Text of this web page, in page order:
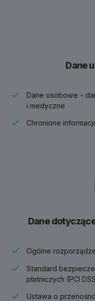
Dane
Dane osobowe -
i medyczne
Chronione
Dane
Ogólne
Standard
płatniczych (PCI
Ustawa o